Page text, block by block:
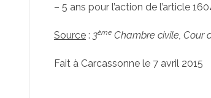
– 5 ans pour l’action de l’article
Source : 3ème Chambre civile, Cour
Fait à Carcassonne le 7 avril 2015